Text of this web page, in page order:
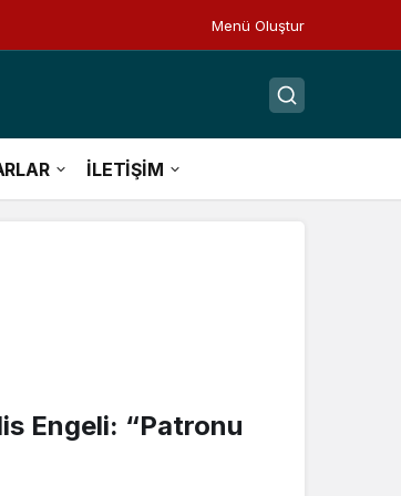
Menü Oluştur
İLETİŞİM
Engeli: “Patronu